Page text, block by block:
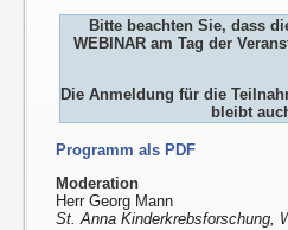
Bitte beachten Sie, dass
WEBINAR am Tag der
Die Anmeldung für die
bleibt
Programm als PDF
Moderation
Herr Georg Mann
St. Anna Kinderkrebsforschung,